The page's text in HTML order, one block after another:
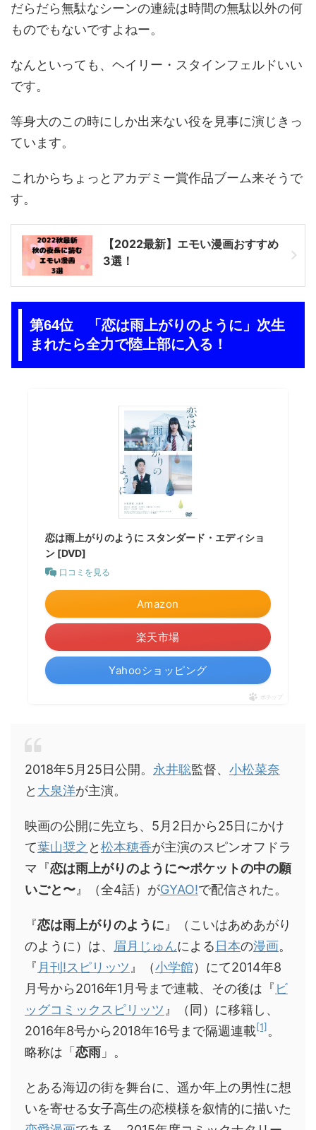
だらだら無駄なシーンの連続は時間の無駄以外の何
ものでもないですよねー。
なんといっても、ヘイリー・スタインフェルドいい
です。
等身大のこの時にしか出来ない役を見事に演じきっ
ています。
これからちょっとアカデミー賞作品ブーム来そうで
す。
【2022最新】エモい漫画おすすめ
3選！
第64位 「恋は雨上がりのように」次生
まれたら全力で陸上部に入る！
恋は雨上がりのように スタンダード・エディショ
ン [DVD]
口コミを見る
Amazon
楽天市場
Yahooショッピング
ポチップ
2018年5月25日公開。 永井聡監督、 小松菜奈
と 大泉洋が主演。
映画の公開に先立ち、5月2日から25日にかけ
て葉山奨之 と松本穂香が主演のスピンオフドラ
マ『恋は雨上がりのように〜ポケットの中の願
いごと〜 』（全4話）がGYAO!で配信された。
『恋は雨上がりのように 』（こいはあめあがり
のように）は、 眉月じゅんによる日本の漫画。
『 月刊!スピリッツ 』（小学館）にて2014年8
月号から2016年1月号まで連載、その後は『 ビ
ッグコミックスピリッツ 』（同）に移籍し、
2016年8号から2018年16号まで隔週連載[1] 。
略称は「恋雨 」。
とある海辺の街を舞台に、遥か年上の男性に想
いを寄せる女子高生の恋模様を叙情的に描いた